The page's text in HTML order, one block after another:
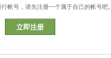
帐号，请先注册一个属于自己的帐号吧。
立即注册